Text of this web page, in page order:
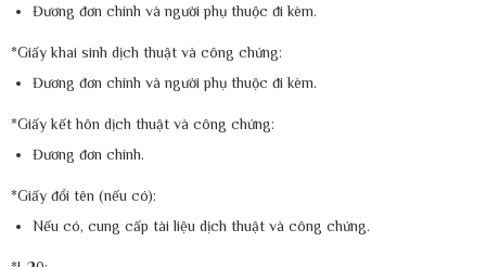
Đương đơn chính và người phụ thuộc đi kèm.
*Giấy khai sinh dịch thuật và công chứng:
Đương đơn chính và người phụ thuộc đi kèm.
*Giấy kết hôn dịch thuật và công chứng:
Đương đơn chính.
*Giấy đổi tên (nếu có):
Nếu có, cung cấp tài liệu dịch thuật và công chứng.